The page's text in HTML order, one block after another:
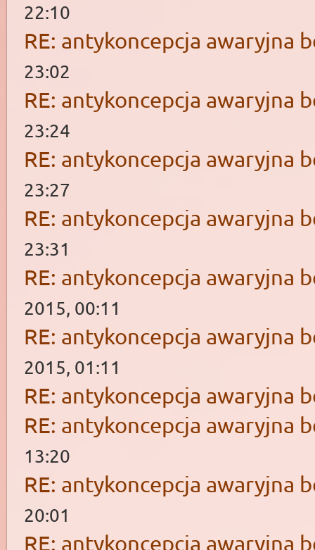
22:10
RE: antykoncepcja awaryjna
23:02
RE: antykoncepcja awaryjna
23:24
RE: antykoncepcja awaryjna
23:27
RE: antykoncepcja awaryjna
23:31
RE: antykoncepcja awaryjna
2015, 00:11
RE: antykoncepcja awaryjna
2015, 01:11
RE: antykoncepcja awaryjna
RE: antykoncepcja awaryjna
13:20
RE: antykoncepcja awaryjna
20:01
RE: antykoncepcja awaryjna